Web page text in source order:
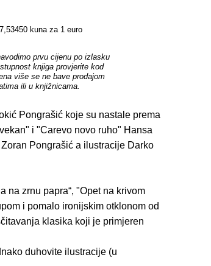
kuna za 1 euro
prvu cijenu po izlasku
knjiga provjerite kod
više se ne bave prodajom
ili u knjižnicama.
Pongrašić koje su nastale prema
i "Carevo novo ruho" Hansa
Pongrašić a ilustracije Darko
na zrnu papra“, "Opet na krivom
i pomalo ironijskim otklonom od
klasika koji je primjeren
duhovite ilustracije (u